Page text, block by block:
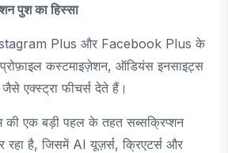
पुश का हिस्सा
Plus और Facebook Plus के
प्रोफ़ाइल कस्टमाइज़ेशन, ऑडियंस इनसाइट्स
एक्स्ट्रा फीचर्स देते हैं।
एक बड़ी पहल के तहत सब्सक्रिप्शन
रहा है, जिसमें AI यूज़र्स, क्रिएटर्स और